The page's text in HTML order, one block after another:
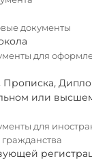
документы
для
, Прописка,
или
для